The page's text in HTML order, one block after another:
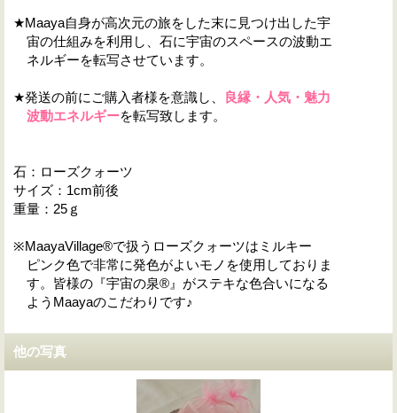
★Maaya自身が高次元の旅をした末に見つけ出した宇
宙の仕組みを利用し、石に宇宙のスペースの波動エ
ネルギーを転写させています。
★発送の前にご購入者様を意識し、
良縁・人気・魅力
波動エネルギーを転写致します。
石：ローズクォーツ
サイズ：1cm前後
重量：25ｇ
※MaayaVillage®で扱うローズクォーツはミルキー
ピンク色で非常に発色がよいモノを使用しておりま
す。皆様の『宇宙の泉®』がステキな色合いになる
ようMaayaのこだわりです♪
他の写真